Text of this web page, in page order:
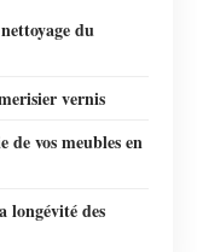
du
vernis
vos meubles en
longévité des